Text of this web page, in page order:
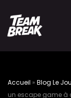
Accueil » Blog Le
un escape game à